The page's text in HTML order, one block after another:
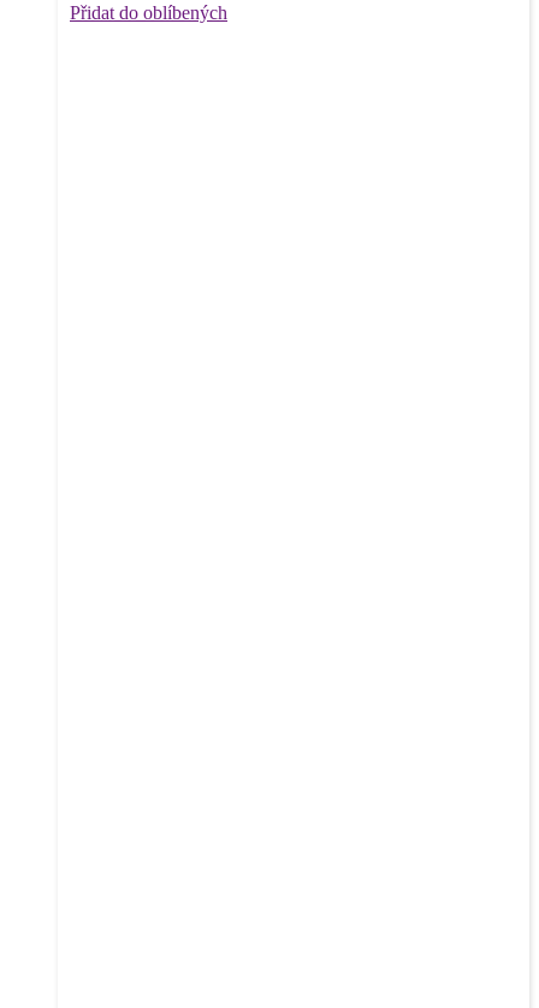
Přidat do oblíbených